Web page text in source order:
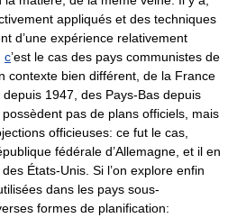
appliqués et des techniques
d’une expérience relativement
c’est le cas des pays communistes de
contexte bien différent, de la France
1947, des Pays-Bas depuis
pas de plans officiels, mais
officieuses: ce fut le cas,
fédérale d’Allemagne, et il en
États-Unis. Si l’on explore enfin
dans les pays sous-
formes de planification: